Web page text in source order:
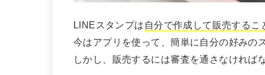
LINEスタンプは 自分で作成して販売する
今はアプリを使って、簡単に自分の好みの
しかし、販売するには審査を通さなければ